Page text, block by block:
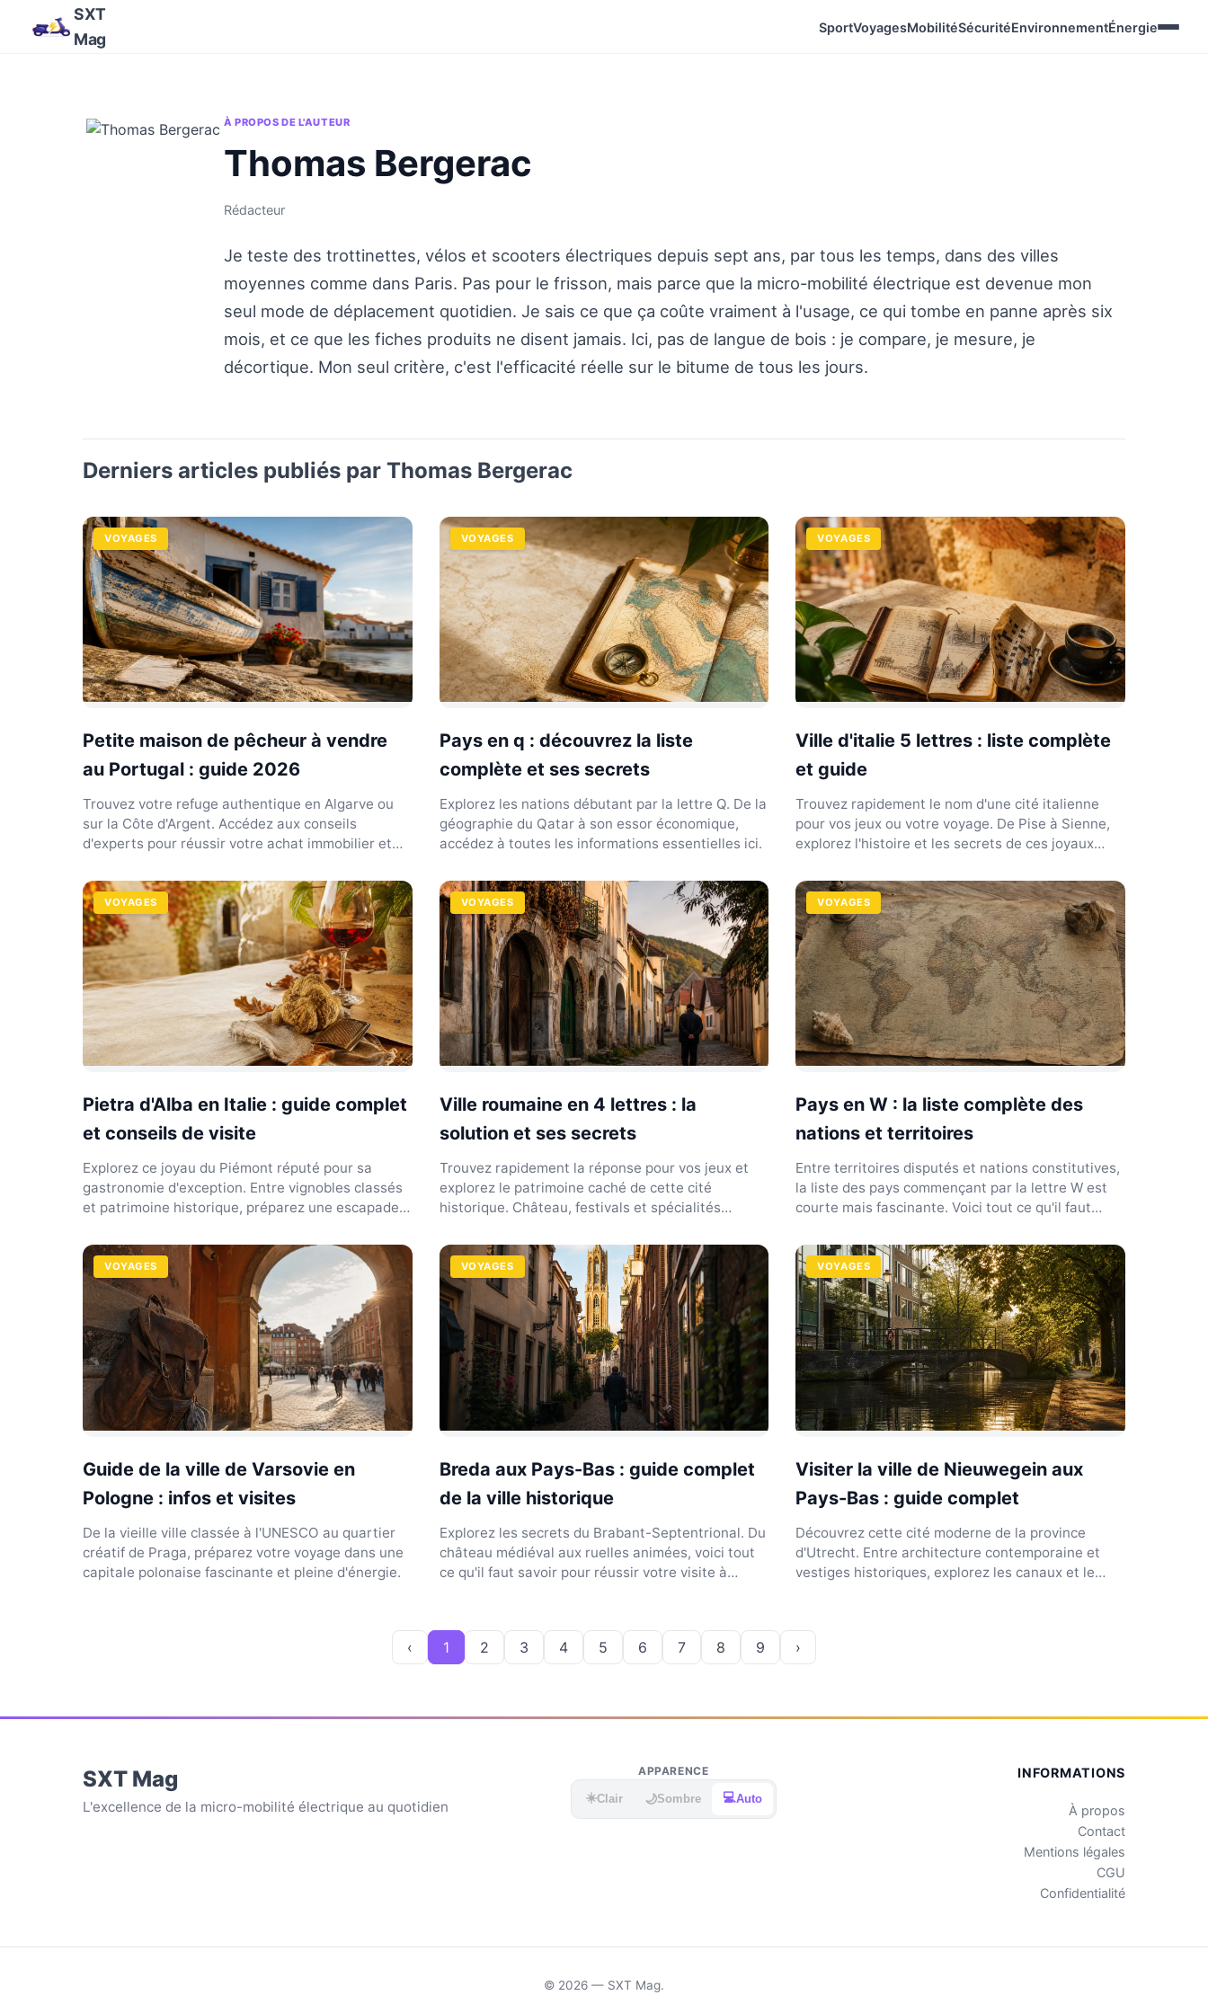
SXT
Mag
SportVoyagesMobilitéSécuritéEnvironnementÉnergie
À PROPOS DE L'AUTEUR
Thomas Bergerac
Rédacteur
Je teste des trottinettes, vélos et scooters électriques depuis sept ans, par tous les temps, dans des villes
moyennes comme dans Paris. Pas pour le frisson, mais parce que la micro-mobilité électrique est devenue mon
seul mode de déplacement quotidien. Je sais ce que ça coûte vraiment à l'usage, ce qui tombe en panne après six
mois, et ce que les fiches produits ne disent jamais. Ici, pas de langue de bois : je compare, je mesure, je
décortique. Mon seul critère, c'est l'efficacité réelle sur le bitume de tous les jours.
Derniers articles publiés par Thomas Bergerac
VOYAGES
Petite maison de pêcheur à vendre
au Portugal : guide 2026
Trouvez votre refuge authentique en Algarve ou
sur la Côte d'Argent. Accédez aux conseils
d'experts pour réussir votre achat immobilier et
VOYAGES
Pays en q : découvrez la liste
complète et ses secrets
Explorez les nations débutant par la lettre Q. De la
géographie du Qatar à son essor économique,
accédez à toutes les informations essentielles ici.
VOYAGES
Ville d'italie 5 lettres : liste complète
et guide
Trouvez rapidement le nom d'une cité italienne
pour vos jeux ou votre voyage. De Pise à Sienne,
explorez l'histoire et les secrets de ces joyaux
VOYAGES
Pietra d'Alba en Italie : guide complet
et conseils de visite
Explorez ce joyau du Piémont réputé pour sa
gastronomie d'exception. Entre vignobles classés
et patrimoine historique, préparez une escapade
VOYAGES
Ville roumaine en 4 lettres : la
solution et ses secrets
Trouvez rapidement la réponse pour vos jeux et
explorez le patrimoine caché de cette cité
historique. Château, festivals et spécialités
VOYAGES
Pays en W : la liste complète des
nations et territoires
Entre territoires disputés et nations constitutives,
la liste des pays commençant par la lettre W est
courte mais fascinante. Voici tout ce qu'il faut
VOYAGES
Guide de la ville de Varsovie en
Pologne : infos et visites
De la vieille ville classée à l'UNESCO au quartier
créatif de Praga, préparez votre voyage dans une
capitale polonaise fascinante et pleine d'énergie.
VOYAGES
Breda aux Pays-Bas : guide complet
de la ville historique
Explorez les secrets du Brabant-Septentrional. Du
château médiéval aux ruelles animées, voici tout
ce qu'il faut savoir pour réussir votre visite à
VOYAGES
Visiter la ville de Nieuwegein aux
Pays-Bas : guide complet
Découvrez cette cité moderne de la province
d'Utrecht. Entre architecture contemporaine et
vestiges historiques, explorez les canaux et le
‹ 1 2 3 4 5 6 7 8 9 ›
SXT Mag
L'excellence de la micro-mobilité électrique au quotidien
APPARENCE
☀️Clair 🌙Sombre 💻Auto
INFORMATIONS
À propos
Contact
Mentions légales
CGU
Confidentialité
© 2026 — SXT Mag.